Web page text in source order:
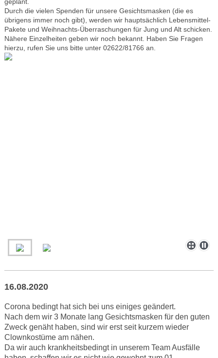
Durch die vielen Spenden für unsere Gesichtsmasken (die es
übrigens immer noch gibt), werden wir hauptsächlich Lebensmittel-
Pakete und Weihnachts-Überraschungen für Jung und Alt schicken.
Nähere Einzelheiten geben wir noch bekannt. Haben Sie Fragen
hierzu, rufen Sie uns bitte unter 02622/81766 an.
16.08.2020
Corona bedingt hat sich bei uns einiges geändert.
Nach dem wir 3 Monate lang Gesichtsmasken für den guten
Zweck genäht haben, sind wir erst seit kurzem wieder
Clownkostüme am nähen.
Da wir auch krankheitsbedingt in unserem Team Ausfälle